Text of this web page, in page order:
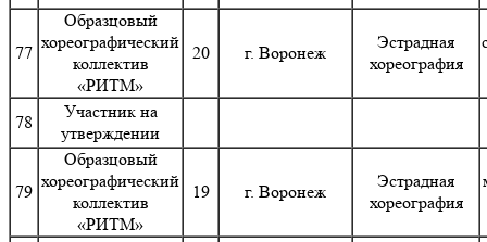
77
Образцовый
хореографический
коллектив
«РИТМ»
20 г. Воронеж
Эстрадная
хореография
78
Участник на
утверждении
79
Образцовый
хореографический
коллектив
«РИТМ»
19 г. Воронеж
Эстрадная
хореография